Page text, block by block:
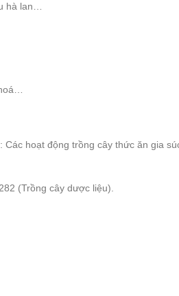
hà lan…
hoạt động trồng cây thức ăn gia
(Trồng cây dược liệu).